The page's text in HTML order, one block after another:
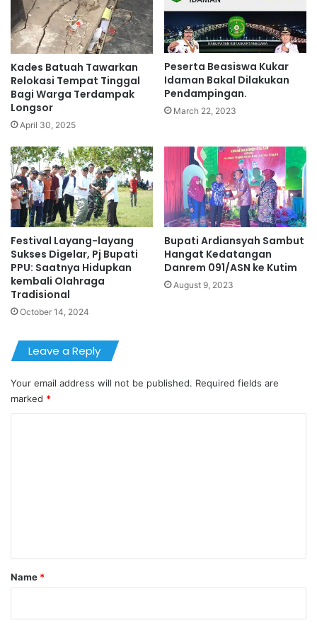
Kades Batuah Tawarkan
Relokasi Tempat Tinggal
Bagi Warga Terdampak
Longsor
April 30, 2025
Peserta Beasiswa Kukar
Idaman Bakal Dilakukan
Pendampingan.
March 22, 2023
Festival Layang-layang
Sukses Digelar, Pj Bupati
PPU: Saatnya Hidupkan
kembali Olahraga
Tradisional
October 14, 2024
Bupati Ardiansyah Sambut
Hangat Kedatangan
Danrem 091/ASN ke Kutim
August 9, 2023
Leave a Reply
Your email address will not be published. Required fields are
marked *
*
Name *